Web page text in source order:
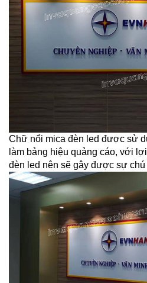
Chữ nổi mica đèn led được sử
làm bảng hiệu quảng cáo, với
đèn led nên sẽ gây được sự chú